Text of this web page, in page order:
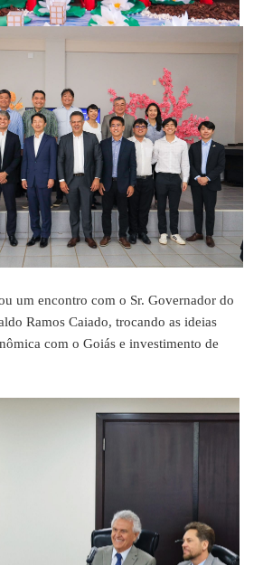
um encontro com o Sr. Governador do
Ramos Caiado, trocando as ideias
com o Goiás e investimento de